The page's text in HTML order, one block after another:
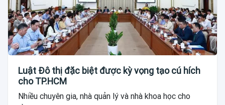
Luật Đô thị đặc biệt được kỳ vọng tạo cú hích
cho TP.HCM
Nhiều chuyên gia, nhà quản lý và nhà khoa học cho